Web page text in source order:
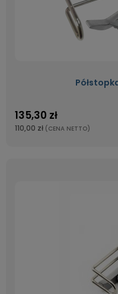
135,30 zł
110,00 zł (CENA NETTO)